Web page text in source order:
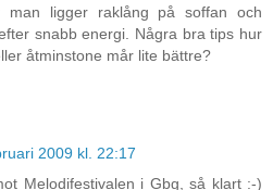
man ligger raklång på soffan och
snabb energi. Några bra tips hur
åtminstone mår lite bättre?
2009 kl. 22:17
Melodifestivalen i Gbg, så klart :-)